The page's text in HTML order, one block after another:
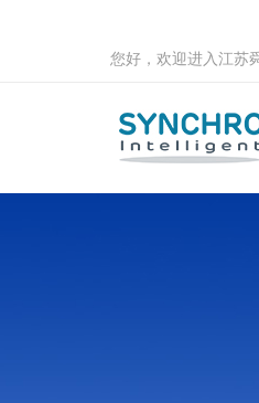
您好，欢迎进入江苏